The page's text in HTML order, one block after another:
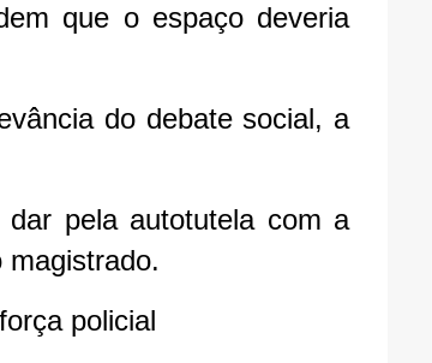
que o espaço deveria
do debate social, a
pela autotutela com a
magistrado.
policial